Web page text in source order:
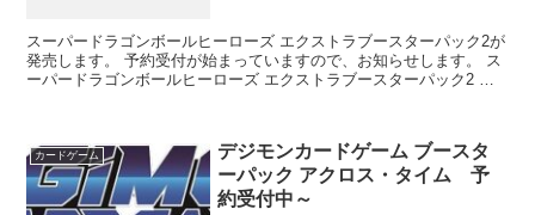
スーパードラゴンボールヒーローズ エクストラブースターパック2が
発売します。 予約受付が始まっていますので、お知らせします。 ス
ーパードラゴンボールヒーローズ エクストラブースターパック2 発
カードゲーム
デジモンカードゲーム ブースタ
ーパック アクロス・タイム 予
約受付中～